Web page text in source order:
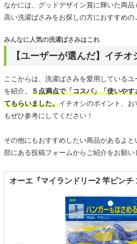
なかには、グッドデザイン賞に輝いた商
高い洗濯ばさみをお探しの方におすすめの
【ユーザーが選んだ】イチオ
みんなに人気の洗濯ばさみはこれ
ここからは、洗濯ばさみを愛用している
を紹介。 ５点満点で「コスパ」「使いや
てもらいました。イチオシのポイント、お
もぜひ参考にしてください！
その他にもおすすめしたい商品があるよ
部にある投稿フォームからご紹介をお願い
オーエ『マイランドリー2 竿ピンチ